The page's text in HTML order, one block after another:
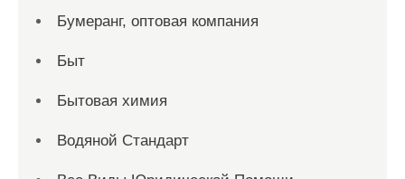
Бумеранг, оптовая компания
Быт
Бытовая химия
Водяной Стандарт